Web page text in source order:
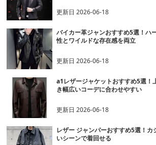
更新日2026-06-18
バイカー革ジャンおすすめ5選！ハ
性とワイルドな存在感を両立
更新日2026-06-18
a1レザージャケットおすすめ5選！
き幅広いコーデに合わせやすい
更新日2026-06-18
レザー ジャンパーおすすめ5選！
いシーンで着回せる